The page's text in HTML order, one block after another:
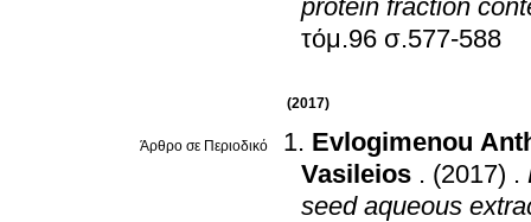
protein fraction
τόμ.96 σ.577-588
(2017)
Άρθρο σε Περιοδικό
Evlogimenou
Vasileios . (2017) .
seed aqueous